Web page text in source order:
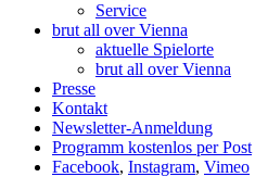
Service
brut all over Vienna
aktuelle Spielorte
brut all over Vienna
Presse
Kontakt
Newsletter-Anmeldung
Programm kostenlos per Post
Facebook, Instagram, Vimeo